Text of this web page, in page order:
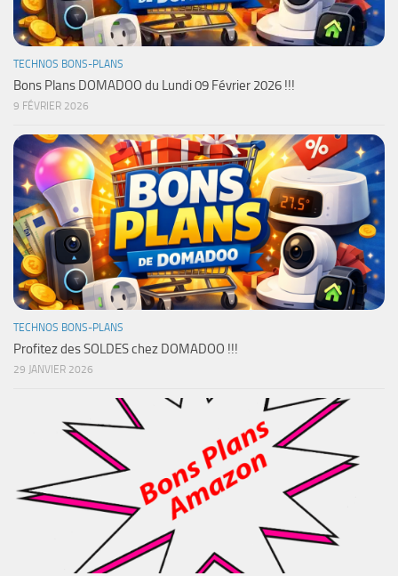
TECHNOS BONS-PLANS
Bons Plans DOMADOO du Lundi 09 Février 2026 !!!
9 FÉVRIER 2026
TECHNOS BONS-PLANS
Profitez des SOLDES chez DOMADOO !!!
29 JANVIER 2026